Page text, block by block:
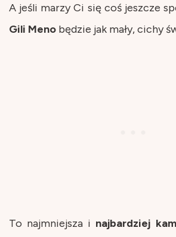
A jeśli marzy Ci się coś jeszcze
Gili Meno będzie jak mały, cichy
To najmniejsza i najbardziej